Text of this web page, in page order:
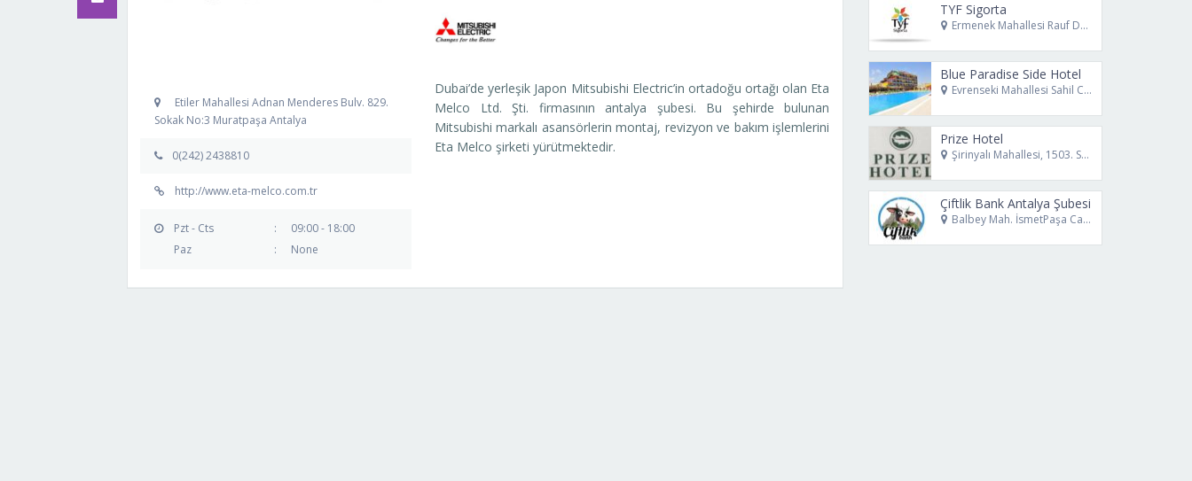
Etiler Mahallesi Adnan Menderes Bulv. 829.
Sokak No:3 Muratpaşa Antalya
0(242) 2438810
http://www.eta-melco.com.tr
Pzt - Cts :
09:00 - 18:00
Paz
: None
Dubai’de yerleşik Japon Mitsubishi Electric’in ortadoğu ortağı olan Eta
Melco Ltd. Şti. firmasının antalya şubesi. Bu şehirde bulunan
Mitsubishi markalı asansörlerin montaj, revizyon ve bakım işlemlerini
Eta Melco şirketi yürütmektedir.
TYF Sigorta
Ermenek Mahallesi Rauf Denktaş Caddesi No69 Muratpaşa Antalya
Blue Paradise Side Hotel
Evrenseki Mahallesi Sahil Caddesi No:12 Manavgat Antalya
Prize Hotel
Şirinyalı Mahallesi, 1503. Sk. No:4 Muratpaşa Antalya
Çiftlik Bank Antalya Şubesi
Balbey Mah. İsmetPaşa Cad. No 16 Muratpaşa - Antalya